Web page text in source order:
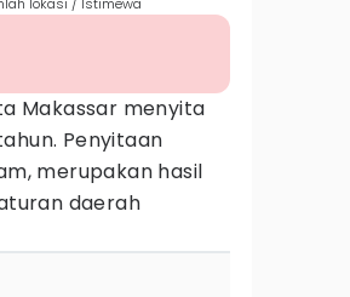
Makassar menyita
Penyitaan
merupakan hasil
daerah